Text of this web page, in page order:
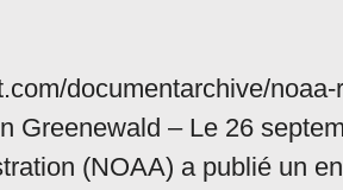
documentarchive/
Greenewald – Le 26
(NOAA) a publié un